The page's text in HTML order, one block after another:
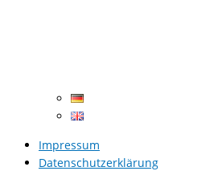
Impressum
Datenschutzerklärung